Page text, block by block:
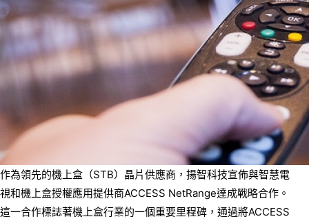
作為領先的機上盒（STB）晶片供應商，揚智科技宣佈與智慧電
視和機上盒授權應用提供商ACCESS NetRange達成戰略合作。
這一合作標誌著機上盒行業的一個重要里程碑，通過將ACCESS